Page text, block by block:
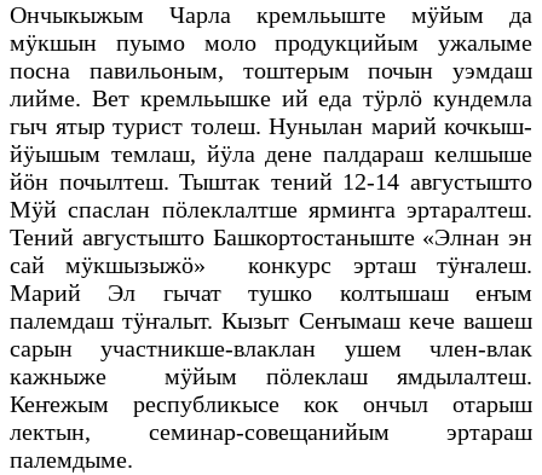
Ончыкыжым Чарла кремльыште мӱйым да
мӱкшын пуымо моло продукцийым ужалыме
посна павильоным, тоштерым почын уэмдаш
лийме. Вет кремльышке ий еда тӱрлӧ кундемла
гыч ятыр турист толеш. Нунылан марий кочкыш-
йӱышым темлаш, йӱла дене палдараш келшыше
йӧн почылтеш. Тыштак тений 12-14 августышто
Мӱй спаслан пӧлеклалтше ярмиҥга эртаралтеш.
Тений августышто Башкортостаныште «Элнан эн
сай мӱкшызыжӧ» конкурс эрташ тӱҥалеш.
Марий Эл гычат тушко колтышаш еҥым
палемдаш тӱҥалыт. Кызыт Сеҥымаш кече вашеш
сарын участникше-влаклан ушем член-влак
кажныже мӱйым пӧлеклаш ямдылалтеш.
Кеҥежым республикысе кок ончыл отарыш
лектын, семинар-совещанийым эртараш
палемдыме.